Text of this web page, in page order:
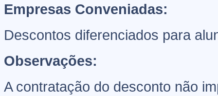
Empresas Conveniadas:
Descontos diferenciados para
Observações:
A contratação do desconto não